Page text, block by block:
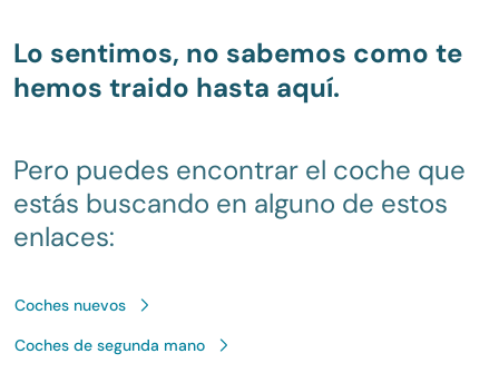
Lo sentimos, no sabemos como te
hemos traido hasta aquí.
Pero puedes encontrar el coche que
estás buscando en alguno de estos
enlaces:
Coches nuevos
Coches de segunda mano